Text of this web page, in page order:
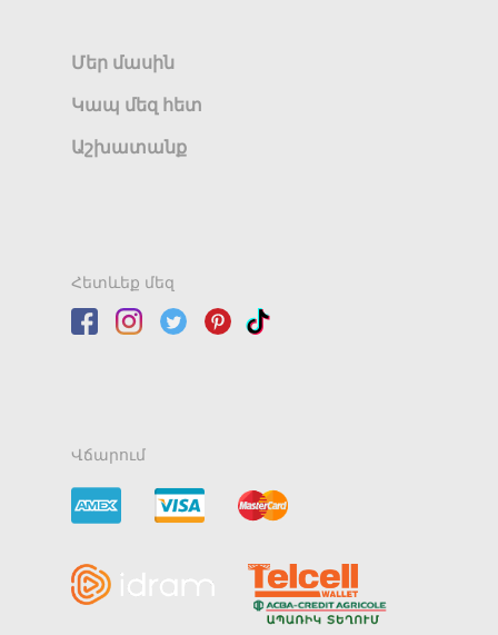
Մեր մասին
Կապ մեզ հետ
Աշխատանք
Հետևեք մեզ
Վճարում